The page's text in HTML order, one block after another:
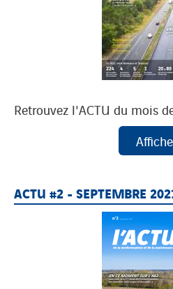
Retrouvez l'ACTU du mois
ACTU #2 - SEPTEMBRE